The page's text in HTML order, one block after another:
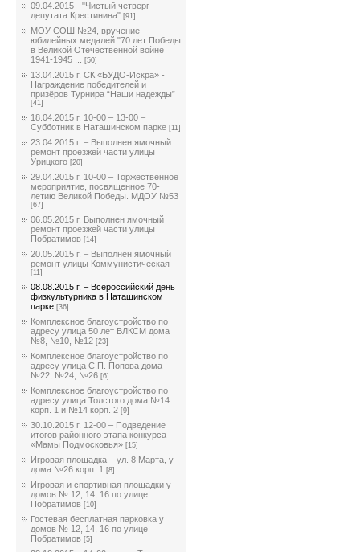
09.04.2015 - "Чистый четверг
депутата Крестинина" [91]
МОУ СОШ №24, вручение
юбилейных медалей "70 лет Победы
в Великой Отечественной войне
1941-1945 ...
[50]
13.04.2015 г. СК «БУДО-Искра» -
Награждение победителей и
призёров Турнира “Наши надежды”
[41]
18.04.2015 г. 10-00 – 13-00 –
Субботник в Наташинском парке [11]
23.04.2015 г. – Выполнен ямочный
ремонт проезжей части улицы
Урицкого [20]
29.04.2015 г. 10-00 – Торжественное
мероприятие, посвященное 70-
летию Великой Победы. МДОУ №53
[67]
06.05.2015 г. Выполнен ямочный
ремонт проезжей части улицы
Побратимов [14]
20.05.2015 г. – Выполнен ямочный
ремонт улицы Коммунистическая
[11]
08.08.2015 г. – Всероссийский день
физкультурника в Наташинском
парке [36]
Комплексное благоустройство по
адресу улица 50 лет ВЛКСМ дома
№8, №10, №12 [23]
Комплексное благоустройство по
адресу улица С.П. Попова дома
№22, №24, №26 [6]
Комплексное благоустройство по
адресу улица Толстого дома №14
корп. 1 и №14 корп. 2 [9]
30.10.2015 г. 12-00 – Подведение
итогов районного этапа конкурса
«Мамы Подмосковья» [15]
Игровая площадка – ул. 8 Марта, у
дома №26 корп. 1 [8]
Игровая и спортивная площадки у
домов № 12, 14, 16 по улице
Побратимов [10]
Гостевая бесплатная парковка у
домов № 12, 14, 16 по улице
Побратимов [5]